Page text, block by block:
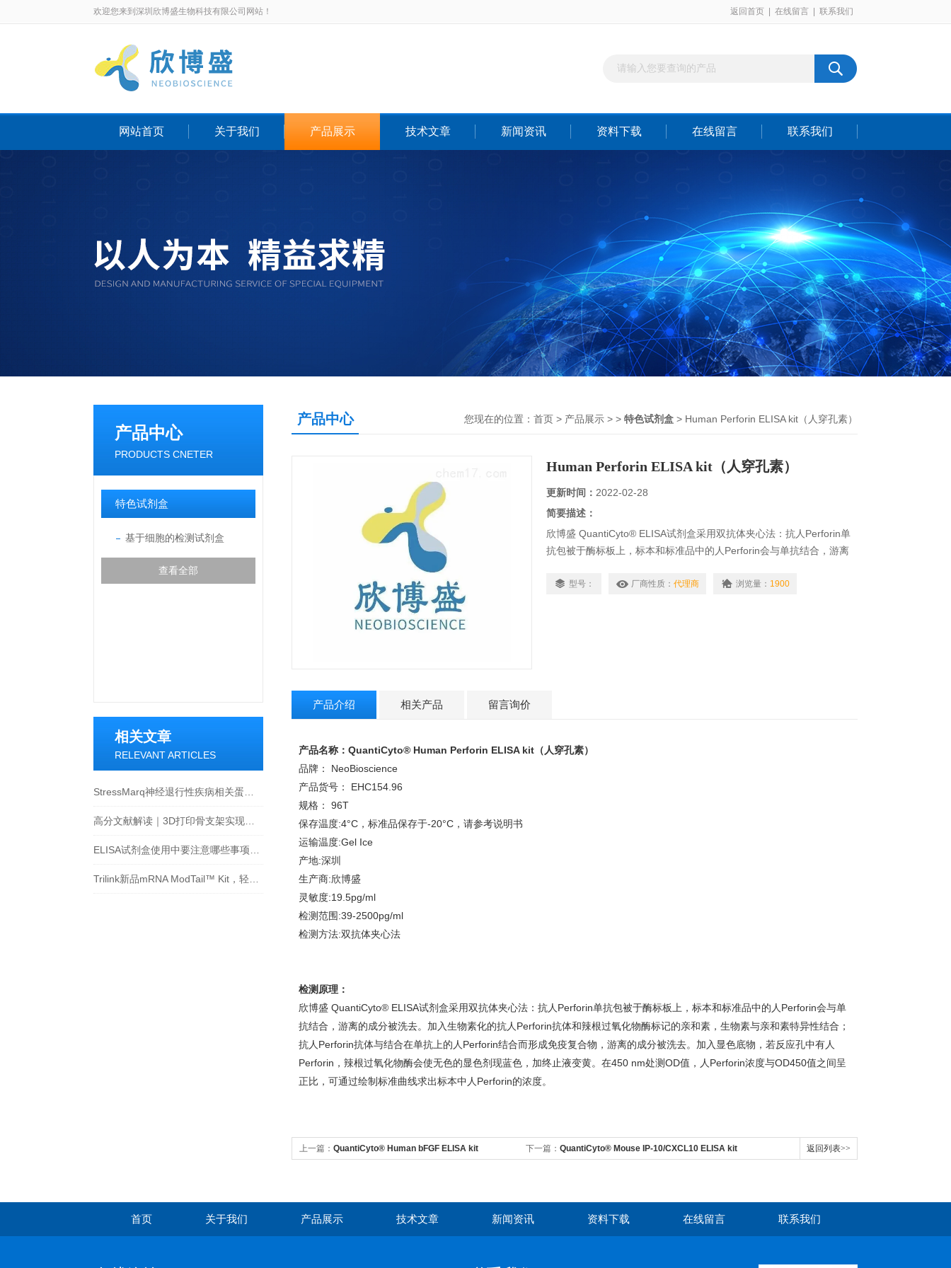
欢迎您来到深圳欣博盛生物科技有限公司网站！ 返回首页 在线留言 联系我们
网站首页 关于我们 产品展示 技术文章 新闻资讯 资料下载 在线留言 联系我们
产品中心
PRODUCTS CNETER
特色试剂盒
基于细胞的检测试剂盒
查看全部
相关文章
RELEVANT ARTICLES
产品中心 您现在的位置： 首页 > 产品展示 > > 特色试剂盒 > Human Perforin ELISA kit（人穿孔素）
Human Perforin ELISA kit（人穿孔素）
更新时间： 2022-02-28
简要描述：
欣博盛 QuantiCyto® ELISA试剂盒采用双抗体夹心法：抗人Perforin单
抗包被于酶标板上，标本和标准品中的人Perforin会与单抗结合，游离
记的亲和素，生物素与亲和素特异性结合；抗人Perforin抗体与结合在
型号： 厂商性质： 代理商 浏览量： 1900
产品介绍 相关产品 留言询价
产品名称：QuantiCyto® Human Perforin ELISA kit（人穿孔素）
品牌： NeoBioscience
产品货号： EHC154.96
规格： 96T
保存温度:4°C，标准品保存于-20°C，请参考说明书
运输温度:Gel Ice
产地:深圳
生产商:欣博盛
灵敏度:19.5pg/ml
检测范围:39-2500pg/ml
检测方法:双抗体夹心法
检测原理：
欣博盛 QuantiCyto® ELISA试剂盒采用双抗体夹心法：抗人Perforin单抗包被于酶标板上，标本和标准品中的人Perforin会与单
抗结合，游离的成分被洗去。加入生物素化的抗人Perforin抗体和辣根过氧化物酶标记的亲和素，生物素与亲和素特异性结合；
抗人Perforin抗体与结合在单抗上的人Perforin结合而形成免疫复合物，游离的成分被洗去。加入显色底物，若反应孔中有人
Perforin，辣根过氧化物酶会使无色的显色剂现蓝色，加终止液变黄。在450 nm处测OD值，人Perforin浓度与OD450值之间呈
正比，可通过绘制标准曲线求出标本中人Perforin的浓度。
上一篇： QuantiCyto® Human bFGF ELISA kit 下一篇： QuantiCyto® Mouse IP-10/CXCL10 ELISA kit 返回列表>>
首页 关于我们 产品展示 技术文章 新闻资讯 资料下载 在线留言 联系我们